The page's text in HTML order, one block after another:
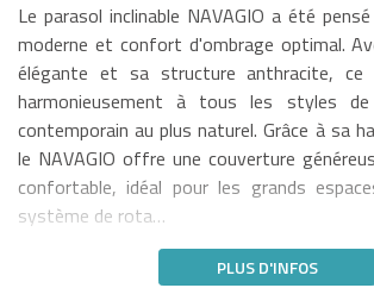
Le parasol inclinable NAVAGIO a été
moderne et confort d'ombrage optimal.
élégante et sa structure anthracite, ce
harmonieusement à tous les styles
contemporain au plus naturel. Grâce à sa
le NAVAGIO offre une couverture
confortable, idéal pour les grands
système de rota…
PLUS D'INFOS